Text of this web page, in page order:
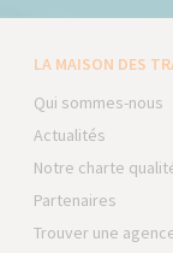
LA MAISON DES
Qui sommes-nous
Actualités
Notre charte
Partenaires
Trouver une